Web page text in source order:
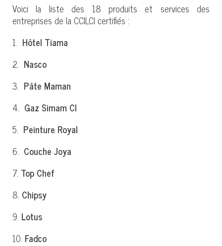
Voici la liste des 18 produits et services des
entreprises de la CCILCI certifiés :
1. Hôtel Tiama
2. Nasco
3. Pâte Maman
4. Gaz Simam CI
5. Peinture Royal
6. Couche Joya
7. Top Chef
8. Chipsy
9. Lotus
10. Fadco